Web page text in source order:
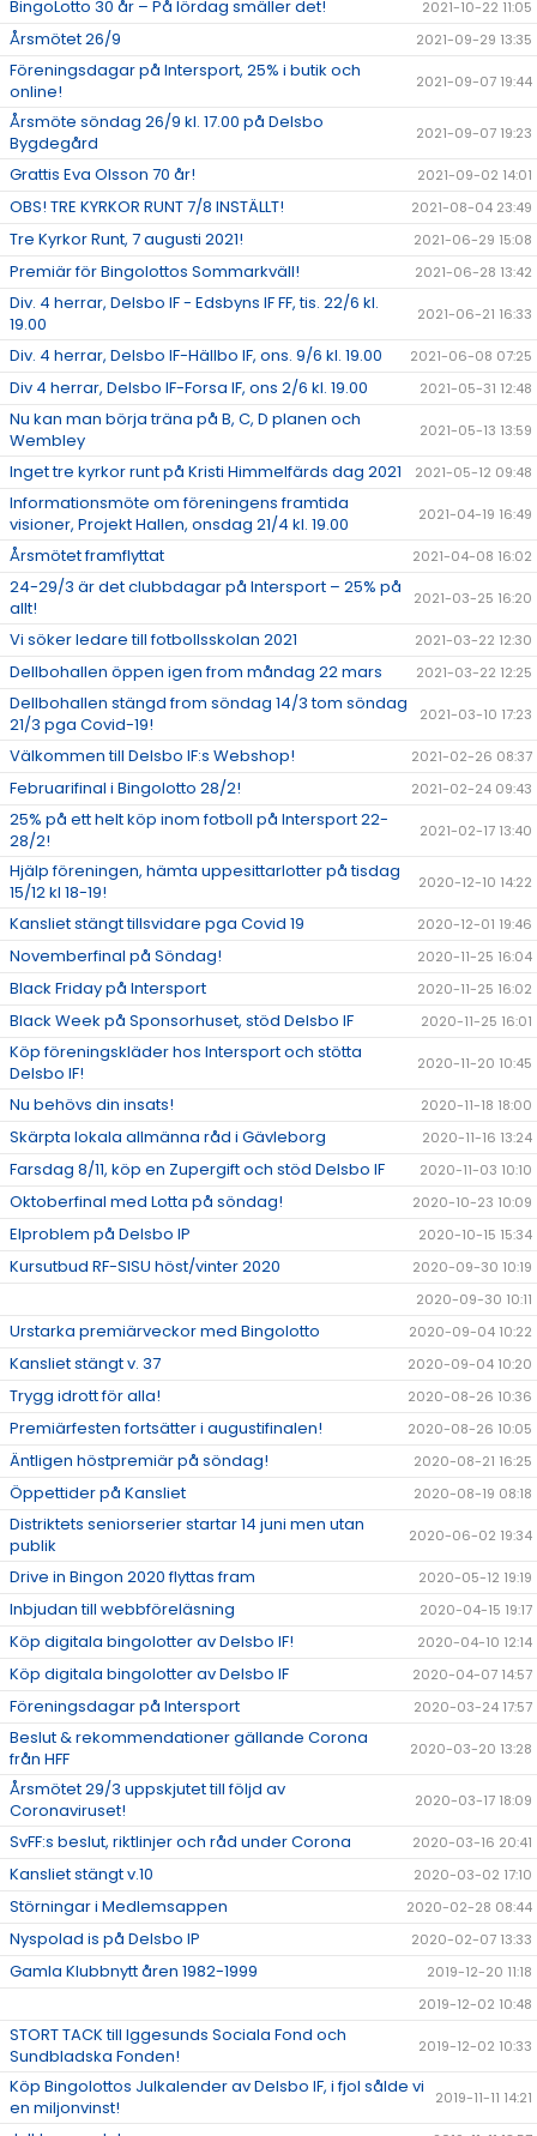
BingoLotto 30 år – På lördag smäller det! 2021-10-22 11:05
Årsmötet 26/9 2021-09-29 13:35
Föreningsdagar på Intersport, 25% i butik och
online!
2021-09-07 19:44
Årsmöte söndag 26/9 kl. 17.00 på Delsbo
Bygdegård
2021-09-07 19:23
Grattis Eva Olsson 70 år! 2021-09-02 14:01
OBS! TRE KYRKOR RUNT 7/8 INSTÄLLT! 2021-08-04 23:49
Tre Kyrkor Runt, 7 augusti 2021! 2021-06-29 15:08
Premiär för Bingolottos Sommarkväll! 2021-06-28 13:42
Div. 4 herrar, Delsbo IF - Edsbyns IF FF, tis. 22/6 kl.
19.00
2021-06-21 16:33
Div. 4 herrar, Delsbo IF-Hällbo IF, ons. 9/6 kl. 19.00 2021-06-08 07:25
Div 4 herrar, Delsbo IF-Forsa IF, ons 2/6 kl. 19.00 2021-05-31 12:48
Nu kan man börja träna på B, C, D planen och
Wembley
2021-05-13 13:59
Inget tre kyrkor runt på Kristi Himmelfärds dag 2021 2021-05-12 09:48
Informationsmöte om föreningens framtida
visioner, Projekt Hallen, onsdag 21/4 kl. 19.00
2021-04-19 16:49
Årsmötet framflyttat 2021-04-08 16:02
24-29/3 är det clubbdagar på Intersport – 25% på
allt!
2021-03-25 16:20
Vi söker ledare till fotbollsskolan 2021 2021-03-22 12:30
Dellbohallen öppen igen from måndag 22 mars 2021-03-22 12:25
Dellbohallen stängd from söndag 14/3 tom söndag
21/3 pga Covid-19!
2021-03-10 17:23
Välkommen till Delsbo IF:s Webshop! 2021-02-26 08:37
Februarifinal i Bingolotto 28/2! 2021-02-24 09:43
25% på ett helt köp inom fotboll på Intersport 22-
28/2!
2021-02-17 13:40
Hjälp föreningen, hämta uppesittarlotter på tisdag
15/12 kl 18-19!
2020-12-10 14:22
Kansliet stängt tillsvidare pga Covid 19 2020-12-01 19:46
Novemberfinal på Söndag! 2020-11-25 16:04
Black Friday på Intersport 2020-11-25 16:02
Black Week på Sponsorhuset, stöd Delsbo IF 2020-11-25 16:01
Köp föreningskläder hos Intersport och stötta
Delsbo IF!
2020-11-20 10:45
Nu behövs din insats! 2020-11-18 18:00
Skärpta lokala allmänna råd i Gävleborg 2020-11-16 13:24
Farsdag 8/11, köp en Zupergift och stöd Delsbo IF 2020-11-03 10:10
Oktoberfinal med Lotta på söndag! 2020-10-23 10:09
Elproblem på Delsbo IP 2020-10-15 15:34
Kursutbud RF-SISU höst/vinter 2020
2020-09-30 10:19
2020-09-30 10:11
Urstarka premiärveckor med Bingolotto 2020-09-04 10:22
Kansliet stängt v. 37 2020-09-04 10:20
Trygg idrott för alla! 2020-08-26 10:36
Premiärfesten fortsätter i augustifinalen! 2020-08-26 10:05
Äntligen höstpremiär på söndag! 2020-08-21 16:25
Öppettider på Kansliet 2020-08-19 08:18
Distriktets seniorserier startar 14 juni men utan
publik
2020-06-02 19:34
Drive in Bingon 2020 flyttas fram 2020-05-12 19:19
Inbjudan till webbföreläsning 2020-04-15 19:17
Köp digitala bingolotter av Delsbo IF! 2020-04-10 12:14
Köp digitala bingolotter av Delsbo IF 2020-04-07 14:57
Föreningsdagar på Intersport 2020-03-24 17:57
Beslut & rekommendationer gällande Corona
från HFF
2020-03-20 13:28
Årsmötet 29/3 uppskjutet till följd av
Coronaviruset!
2020-03-17 18:09
SvFF:s beslut, riktlinjer och råd under Corona 2020-03-16 20:41
Kansliet stängt v.10 2020-03-02 17:10
Störningar i Medlemsappen 2020-02-28 08:44
Nyspolad is på Delsbo IP 2020-02-07 13:33
Gamla Klubbnytt åren 1982-1999
2019-12-20 11:18
2019-12-02 10:48
STORT TACK till Iggesunds Sociala Fond och
Sundbladska Fonden!
2019-12-02 10:33
Köp Bingolottos Julkalender av Delsbo IF, i fjol sålde vi
en miljonvinst!
2019-11-11 14:21